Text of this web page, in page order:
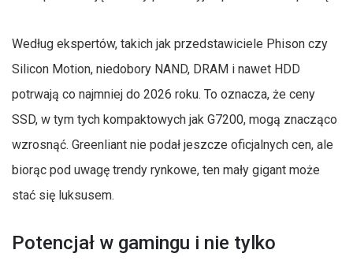
Według ekspertów, takich jak przedstawiciele Phison czy
Silicon Motion, niedobory NAND, DRAM i nawet HDD
potrwają co najmniej do 2026 roku. To oznacza, że ceny
SSD, w tym tych kompaktowych jak G7200, mogą znacząco
wzrosnąć. Greenliant nie podał jeszcze oficjalnych cen, ale
biorąc pod uwagę trendy rynkowe, ten mały gigant może
stać się luksusem.
Potencjał w gamingu i nie tylko